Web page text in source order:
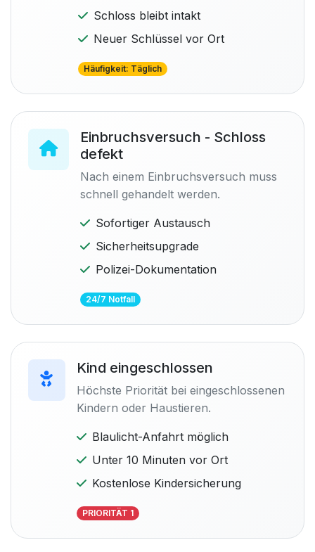
Schloss bleibt intakt
Neuer Schlüssel vor Ort
Häufigkeit: Täglich
Einbruchsversuch - Schloss
defekt
Nach einem Einbruchsversuch muss
schnell gehandelt werden.
Sofortiger Austausch
Sicherheitsupgrade
Polizei-Dokumentation
24/7 Notfall
Kind eingeschlossen
Höchste Priorität bei eingeschlossenen
Kindern oder Haustieren.
Blaulicht-Anfahrt möglich
Unter 10 Minuten vor Ort
Kostenlose Kindersicherung
PRIORITÄT 1